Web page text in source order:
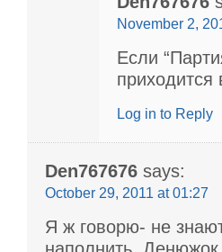
November 2,
Если
Log in to Reply
Den767676 says:
October 29, 2011 at 01:27
Я ж говорю- не